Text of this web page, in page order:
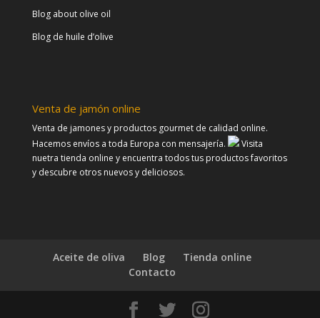
Blog about olive oil
Blog de huile d’olive
Venta de jamón online
Venta de jamones y productos gourmet de calidad online.
Hacemos envíos a toda Europa con mensajería.
Visita
nuetra tienda online y encuentra todos tus productos favoritos
y descubre otros nuevos y deliciosos.
Aceite de oliva Blog
Tienda online
Contacto